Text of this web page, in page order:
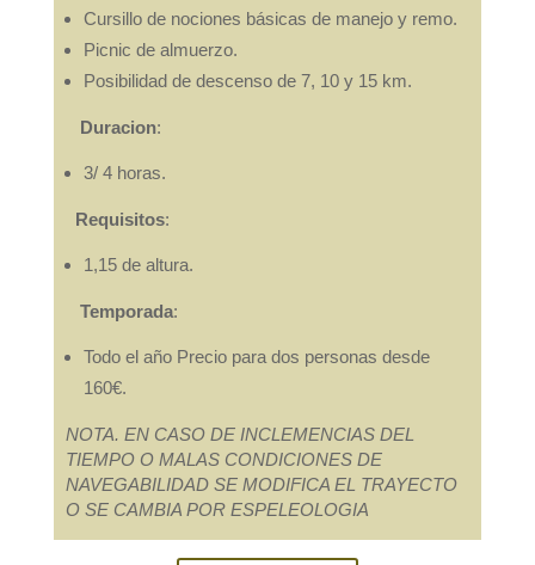
Cursillo de nociones básicas de manejo y remo.
Picnic de almuerzo.
Posibilidad de descenso de 7, 10 y 15 km.
Duracion:
3/ 4 horas.
Requisitos:
1,15 de altura.
Temporada:
Todo el año Precio para dos personas desde
160€.
NOTA. EN CASO DE INCLEMENCIAS DEL
TIEMPO O MALAS CONDICIONES DE
NAVEGABILIDAD SE MODIFICA EL TRAYECTO
O SE CAMBIA POR ESPELEOLOGIA